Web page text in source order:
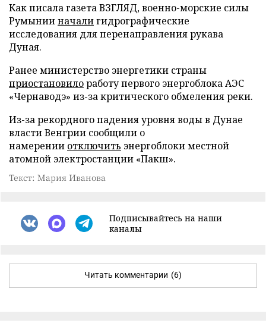
Как писала газета ВЗГЛЯД, военно-морские силы
Румынииначалигидрографические
исследования для перенаправления рукава
Дуная.
Ранее министерство энергетики страны
приостановилоработу первого энергоблока АЭС
«Чернаводэ» из-за критического обмеления реки.
Из-за рекордного падения уровня воды в Дунае
власти Венгрии сообщили о
намерении отключить энергоблоки местной
атомной электростанции «Пакш».
Текст: Мария Иванова
Подписывайтесь на наши
каналы
Читать комментарии (6)